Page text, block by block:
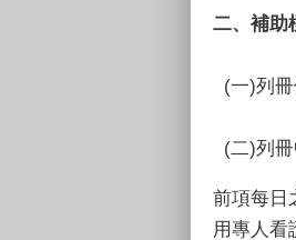
二、補助
(一)列冊
(二)列冊
前項每日
用專人看